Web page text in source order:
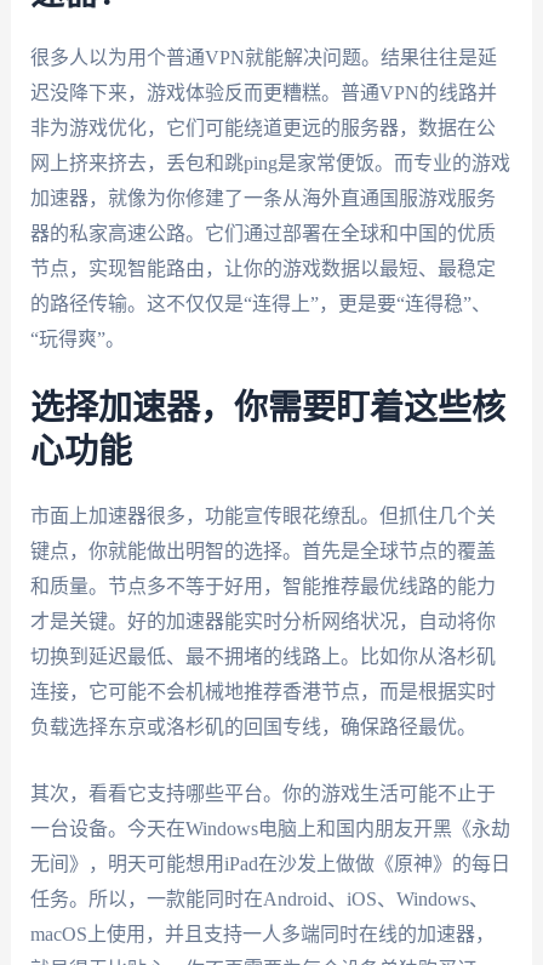
很多人以为用个普通VPN就能解决问题。结果往往是延
迟没降下来，游戏体验反而更糟糕。普通VPN的线路并
非为游戏优化，它们可能绕道更远的服务器，数据在公
网上挤来挤去，丢包和跳ping是家常便饭。而专业的游戏
加速器，就像为你修建了一条从海外直通国服游戏服务
器的私家高速公路。它们通过部署在全球和中国的优质
节点，实现智能路由，让你的游戏数据以最短、最稳定
的路径传输。这不仅仅是“连得上”，更是要“连得稳”、
“玩得爽”。
选择加速器，你需要盯着这些核
心功能
市面上加速器很多，功能宣传眼花缭乱。但抓住几个关
键点，你就能做出明智的选择。首先是全球节点的覆盖
和质量。节点多不等于好用，智能推荐最优线路的能力
才是关键。好的加速器能实时分析网络状况，自动将你
切换到延迟最低、最不拥堵的线路上。比如你从洛杉矶
连接，它可能不会机械地推荐香港节点，而是根据实时
负载选择东京或洛杉矶的回国专线，确保路径最优。
其次，看看它支持哪些平台。你的游戏生活可能不止于
一台设备。今天在Windows电脑上和国内朋友开黑《永劫
无间》，明天可能想用iPad在沙发上做做《原神》的每日
任务。所以，一款能同时在Android、iOS、Windows、
macOS上使用，并且支持一人多端同时在线的加速器，